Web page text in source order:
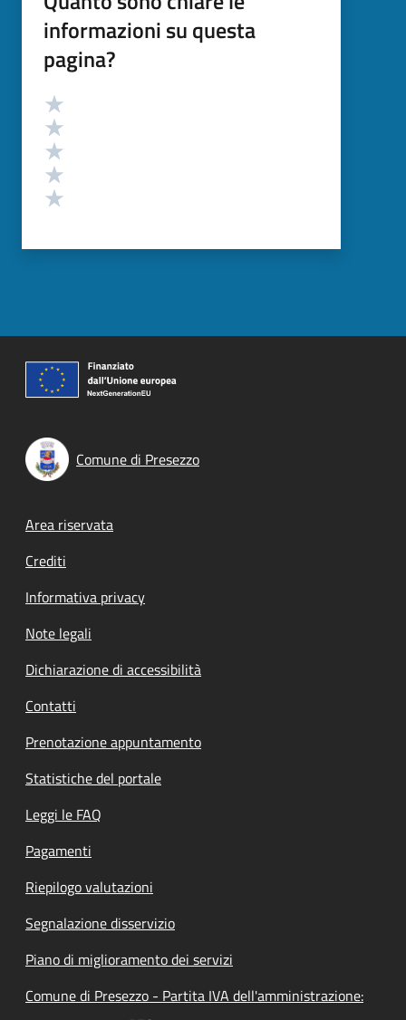
informazioni su questa
pagina?
Valutazione
Comune di Presezzo
Footer menu
Area riservata
Crediti
Informativa privacy
Note legali
Dichiarazione di accessibilità
Contatti
Prenotazione appuntamento
Statistiche del portale
Leggi le FAQ
Pagamenti
Riepilogo valutazioni
Segnalazione disservizio
Piano di miglioramento dei servizi
Comune di Presezzo - Partita IVA dell'amministrazione: